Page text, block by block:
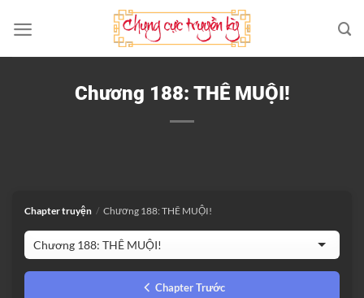
qua
nội
Chương 188: THÊ MUỘI!
Chapter truyện / Chương 188: THÊ MUỘI!
Chapter Trước